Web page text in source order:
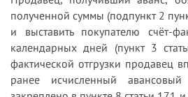
полученной суммы (подпункт 2
и выставить покупателю счёт-
календарных дней (пункт 3
фактической отгрузки продавец
ранее исчисленный